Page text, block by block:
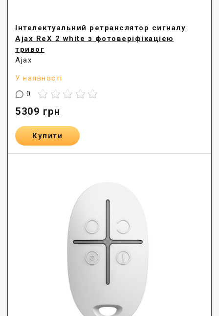
Інтелектуальний ретранслятор сигналу
Ajax ReX 2 white з фотоверіфікацією
тривог
Ajax
У наявності
0
5309 грн
Купити